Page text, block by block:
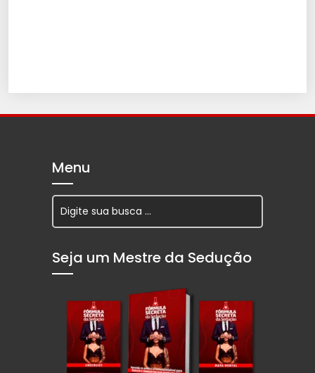
Menu
Seja um Mestre da Sedução